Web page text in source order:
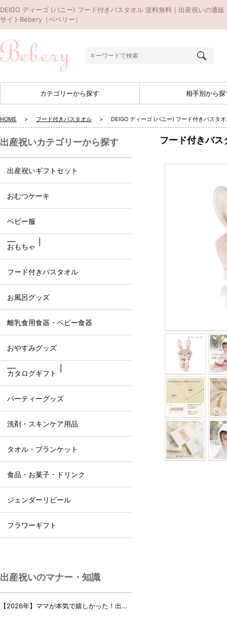
DEIGO ディーゴ (バニー) フード付きバスタオル 送料無料｜出産祝いの通販
サイトBebery（ベベリー）
カテゴリーから探す 相手別から探
HOME フード付きバスタオル DEIGO ディーゴ (バニー) フード付きバスタ
フード付きバス
出産祝いカテゴリーから探す
出産祝いギフトセット
おむつケーキ
ベビー服
おもちゃ
フード付きバスタオル
お風呂グッズ
離乳食用食器・ベビー食器
おやすみグッズ
カタログギフト
パーティーグッズ
洗剤・スキンケア用品
タオル・ブランケット
食品・お菓子・ドリンク
ジェンダーリビール
フラワーギフト
出産祝いのマナー・知識
【2026年】ママが本気で嬉しかった！出産